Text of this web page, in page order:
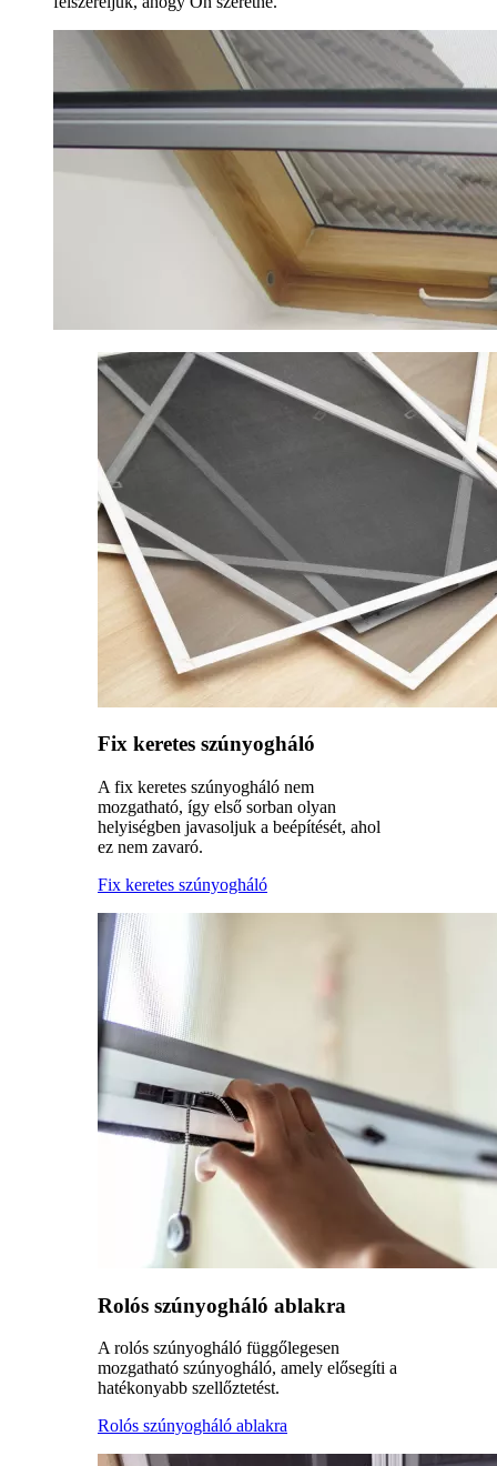
Fix keretes szúnyogháló
A fix keretes szúnyogháló nem
mozgatható, így első sorban olyan
helyiségben javasoljuk a beépítését, ahol
ez nem zavaró.
Fix keretes szúnyogháló
Rolós szúnyogháló ablakra
A rolós szúnyogháló függőlegesen
mozgatható szúnyogháló, amely elősegíti a
hatékonyabb szellőztetést.
Rolós szúnyogháló ablakra